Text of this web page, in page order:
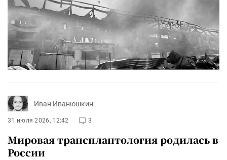
Иван Иванюшкин
31 июля 2026, 12:42 3
Мировая трансплантология родилась в
России